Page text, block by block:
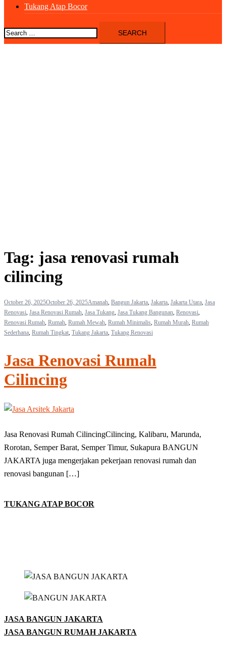
Tukang Atap Bocor
Search
for:
Tag: jasa renovasi rumah
cilincing
October 26, 2025October 26, 2025Amanah, Bangun Jakarta, Jakarta, Jakarta Utara, Jasa
Renovasi, Jasa Renovasi Rumah, Jasa Tukang, Jasa Tukang Bangunan, Renovasi,
Renovasi Rumah, Rumah, Rumah Mewah, Rumah Minimalis, Rumah Murah, Rumah
Sederhana, Rumah Tingkat, Tukang Jakarta, Tukang Renovasi
Jasa Renovasi Rumah
Cilincing
Jasa Renovasi Rumah CilincingCilincing, Kalibaru, Marunda,
Rorotan, Semper Barat, Semper Timur, Sukapura BANGUN
JAKARTA juga mengerjakan pekerjaan renovasi rumah dan
renovasi bangunan […]
TUKANG ATAP BOCOR
JASA BANGUN JAKARTA
JASA BANGUN RUMAH JAKARTA